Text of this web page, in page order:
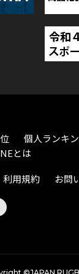
個人ランキ
とは
利用規約 お問